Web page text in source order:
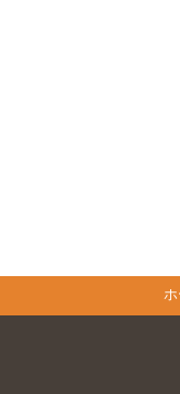
ホ